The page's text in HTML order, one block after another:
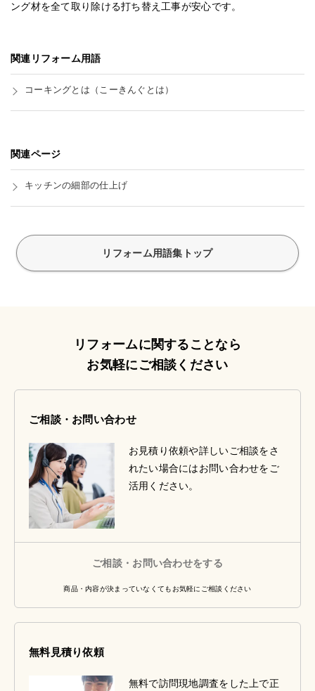
ング材を全て取り除ける打ち替え工事が安心です。
関連リフォーム用語
コーキングとは （こーきんぐとは）
関連ページ
キッチンの細部の仕上げ
リフォーム用語集トップ
リフォームに関することなら
お気軽にご相談ください
ご相談・お問い合わせ
お見積り依頼や詳しいご相談をさ
れたい場合にはお問い合わせをご
活用ください。
ご相談・お問い合わせをする
商品・内容が決まっていなくてもお気軽にご相談ください
無料見積り依頼
無料で訪問現地調査をした上で正